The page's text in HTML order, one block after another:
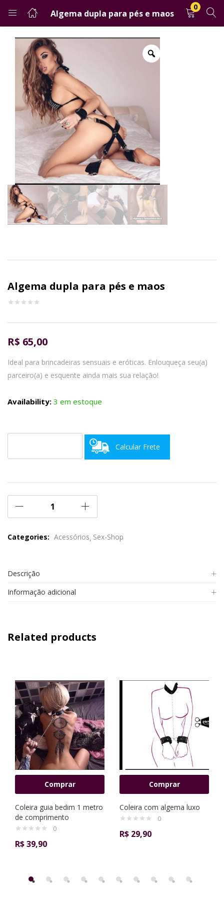
Algema dupla para pés e maos
0
LOGIN
CADASTRO
Digite seu email e senha para entrar.
Salvar login
Algema dupla para pés e maos
R$ 65,00
Ideal para brincadeiras sensuais e eróticas. Enlouqueça seu(a)
parceiro(a) e esquente ainda mais sua relação!
Availability: 3 em estoque
Calcular Frete
Categories: Acessórios Sex-Shop
Descrição
Informação adicional
Related products
Comprar
Coleira guia bedim 1 metro
de comprimento
0
R$39,90
Comprar
Coleira com algema luxo
0
R$ 29,90